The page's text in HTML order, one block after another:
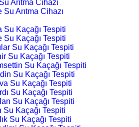
Arıtma Cihazı
Su Arıtma Cihazı
Su Kaçağı Tespiti
Su Kaçağı Tespiti
Su Kaçağı Tespiti
Su Kaçağı Tespiti
Su Kaçağı Tespiti
Su Kaçağı Tespiti
Su Kaçağı Tespiti
Su Kaçağı Tespiti
Su Kaçağı Tespiti
Su Kaçağı Tespiti
Su Kaçağı Tespiti